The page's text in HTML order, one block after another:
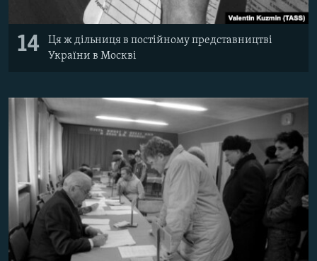
14
Ця ж дільниця в постійному представництві
України в Москві